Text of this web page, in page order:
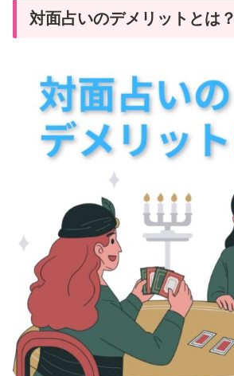
対面占いのデメリットとは？